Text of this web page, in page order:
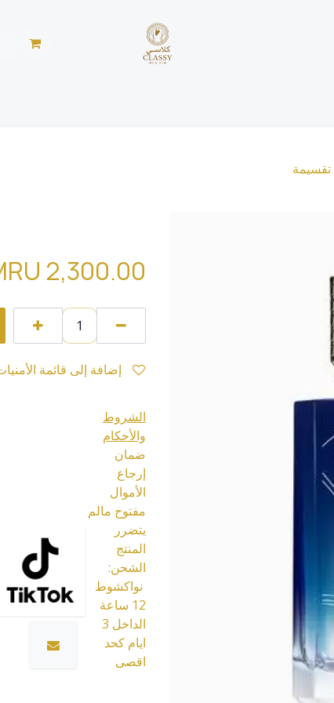
2,300.00
الشروط
والأحكام
ضمان
إرجاع
الأموال
مفتوح مالم
يتضرر
المنتج
الشحن:
نواكشوط
12 ساعة
الداخل 3
ايام كحد
اقصى